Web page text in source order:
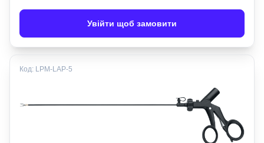
Увійти щоб замовити
Код: LPM-LAP-5